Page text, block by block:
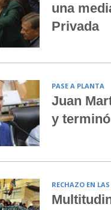
una
Privada
PASE A PLANTA
Juan
y
RECHAZO EN LAS